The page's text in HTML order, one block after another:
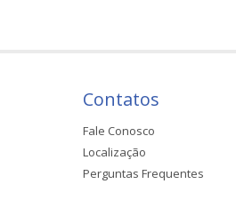
Contatos
Fale Conosco
Localização
Perguntas Frequentes